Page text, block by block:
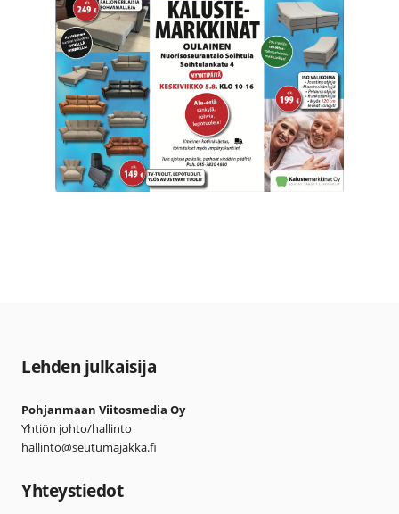
Lehden julkaisija
Pohjanmaan Viitosmedia Oy
Yhtiön johto/hallinto
hallinto@seutumajakka.fi
Yhteystiedot